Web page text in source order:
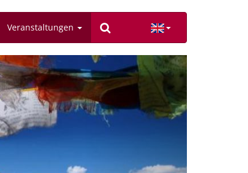
Veranstaltungen
Next